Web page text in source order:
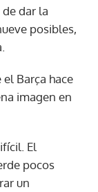
dar la
posibles,
Barça hace
imagen en
El
pocos
un